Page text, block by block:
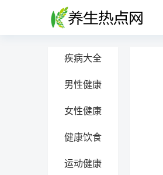
疾病大全
男性健康
女性健康
健康饮食
运动健康